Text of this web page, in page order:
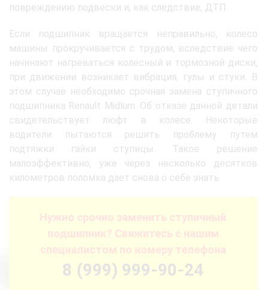
повреждению подвески и, как следствие, ДТП.
Если подшипник вращается неправильно, колесо
машины прокручивается с трудом, вследствие чего
начинают нагреваться колесный и тормозной диски,
при движении возникает вибрация, гулы и стуки. В
этом случае необходимо срочная замена ступичного
подшипника Renault Midlum. Об отказе данной детали
свидетельствует люфт в колесе. Некоторые
водители пытаются решить проблему путем
подтяжки гайки ступицы. Такое решение
малоэффективно, уже через несколько десятков
километров поломка дает снова о себе знать.
Нужно срочно заменить ступичный
подшипник? Свяжитесь с нашим
специалистом по номеру телефона
8 (999) 999-90-24